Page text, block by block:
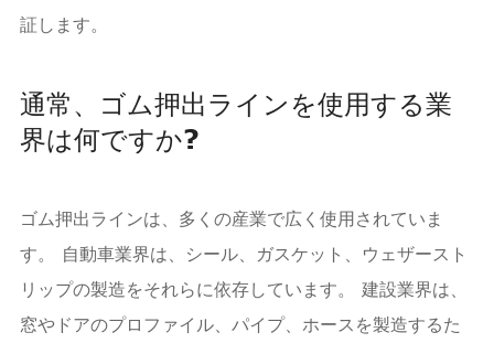
証します。
通常、ゴム押出ラインを使用する業
界は何ですか?
ゴム押出ラインは、多くの産業で広く使用されていま
す。 自動車業界は、シール、ガスケット、ウェザースト
リップの製造をそれらに依存しています。 建設業界は、
窓やドアのプロファイル、パイプ、ホースを製造するた